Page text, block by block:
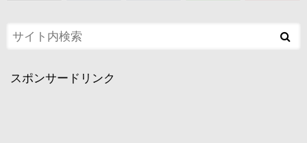
スポンサードリンク